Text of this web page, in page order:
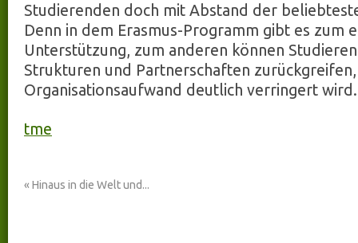
Studierenden doch mit Abstand der
Denn in dem Erasmus-Programm gibt es zum
Unterstützung, zum anderen können
Strukturen und Partnerschaften
Organisationsaufwand deutlich verringert wird.
tme
« Hinaus in die Welt und...